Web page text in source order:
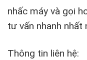
nhấc máy và gọi
tư vấn nhanh nhất
Thông tin liên hệ: